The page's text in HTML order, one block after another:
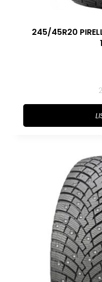
245/45R20